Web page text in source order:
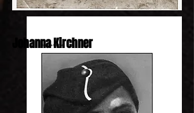
Johanna Kirchner